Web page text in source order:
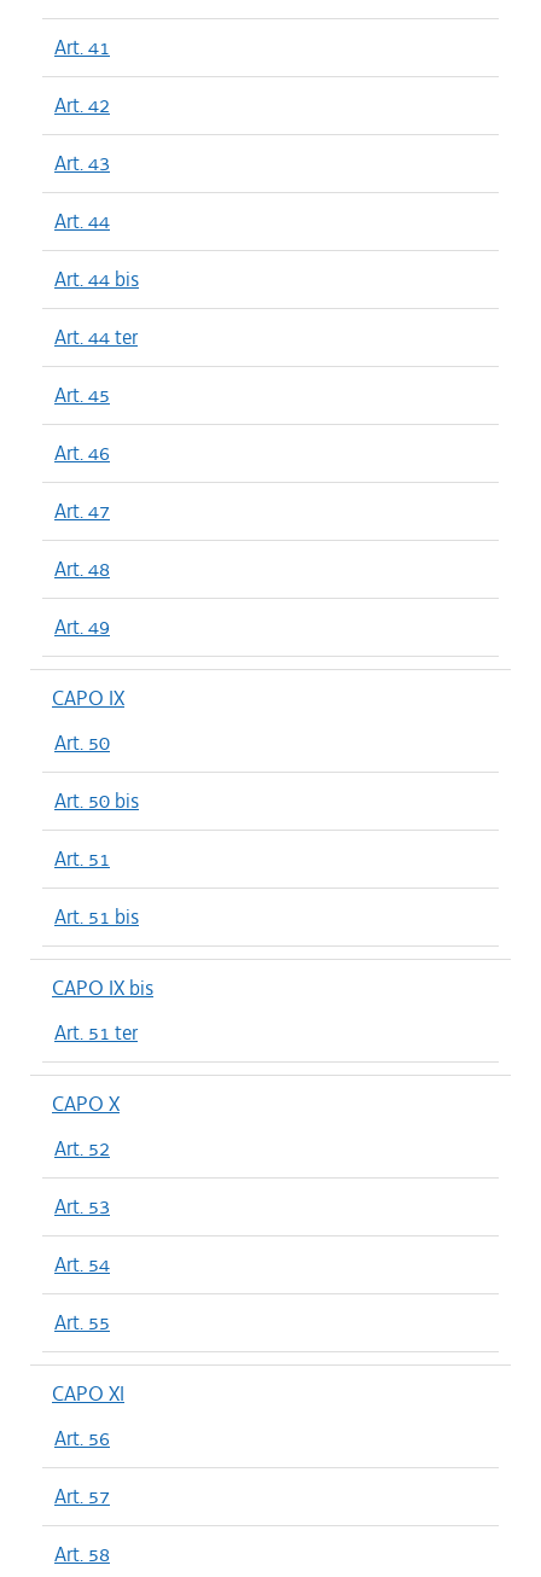
Art. 41
Art. 42
Art. 43
Art. 44
Art. 44 bis
Art. 44 ter
Art. 45
Art. 46
Art. 47
Art. 48
Art. 49
CAPO IX
Art. 50
Art. 50 bis
Art. 51
Art. 51 bis
CAPO IX bis
Art. 51 ter
CAPO X
Art. 52
Art. 53
Art. 54
Art. 55
CAPO XI
Art. 56
Art. 57
Art. 58